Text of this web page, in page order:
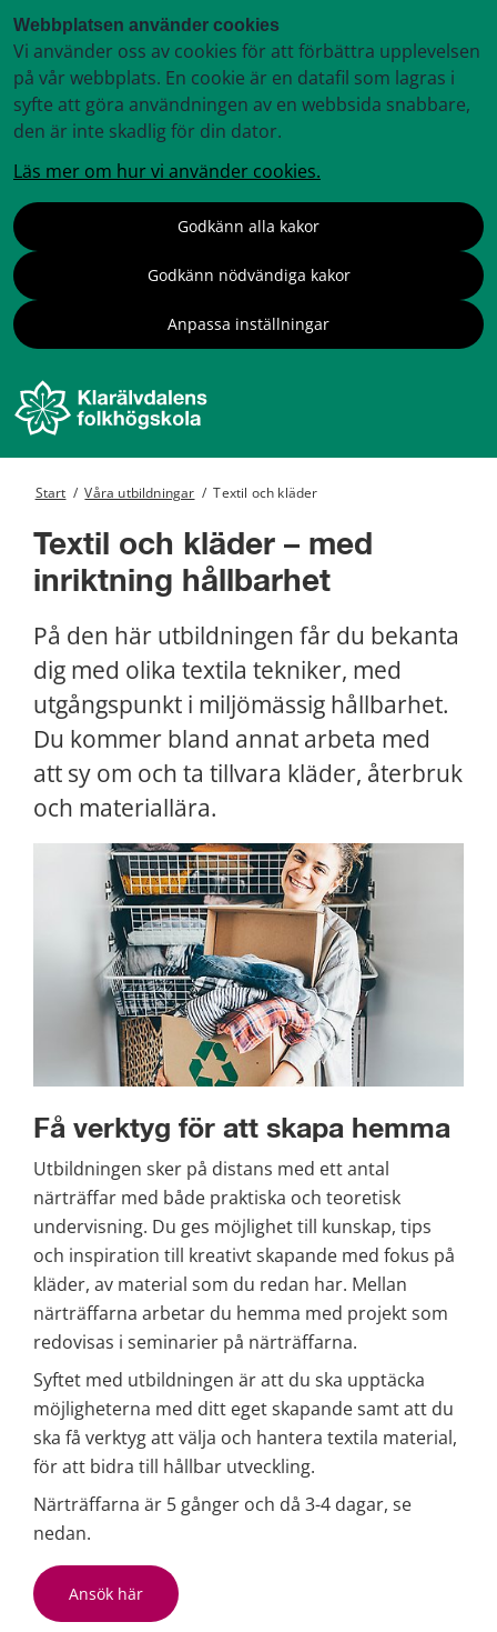
Webbplatsen använder cookies
Vi använder oss av cookies för att förbättra upplevelsen
på vår webbplats. En cookie är en datafil som lagras i
syfte att göra användningen av en webbsida snabbare,
den är inte skadlig för din dator.
Läs mer om hur vi använder cookies.
Godkänn alla kakor
Godkänn nödvändiga kakor
Anpassa inställningar
Start / Våra utbildningar / Textil och kläder
Textil och kläder – med
inriktning hållbarhet
På den här utbildningen får du bekanta
dig med olika textila tekniker, med
utgångspunkt i miljömässig hållbarhet.
Du kommer bland annat arbeta med
att sy om och ta tillvara kläder, återbruk
och materiallära.
Få verktyg för att skapa hemma
Utbildningen sker på distans med ett antal
närträffar med både praktiska och teoretisk
undervisning. Du ges möjlighet till kunskap, tips
och inspiration till kreativt skapande med fokus på
kläder, av material som du redan har. Mellan
närträffarna arbetar du hemma med projekt som
redovisas i seminarier på närträffarna.
Syftet med utbildningen är att du ska upptäcka
möjligheterna med ditt eget skapande samt att du
ska få verktyg att välja och hantera textila material,
för att bidra till hållbar utveckling.
Närträffarna är 5 gånger och då 3-4 dagar, se
nedan.
Ansök här